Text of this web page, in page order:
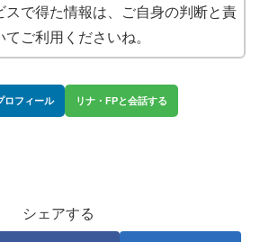
スで得た情報は、ご自身の判断と責
てご利用くださいね。
ロフィール リナ・FPと会話する
シェアする